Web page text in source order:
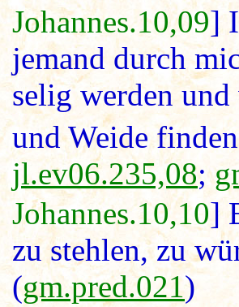
Johannes.10,09]
jemand durch
selig werden
und Weide
jl.ev06.235,08;
Johannes.10,10]
zu stehlen, zu
(gm.pred.021)